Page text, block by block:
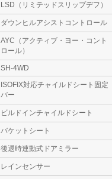
LSD（リミテッドスリップデフ）
ダウンヒルアシストコントロール
AYC（アクティブ・ヨー・コント
ロール）
SH-4WD
ISOFIX対応チャイルドシート固定
バー
ビルドインチャイルドシート
バケットシート
後退時連動式ドアミラー
レインセンサー